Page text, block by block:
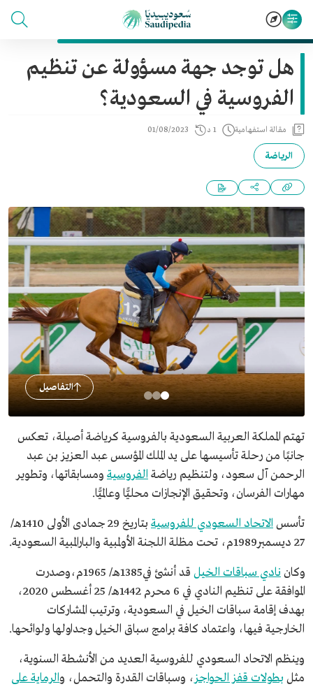
هل توجد جهة مسؤولة عن تنظيم
الفروسية في السعودية؟
مقالة استفهامية 1 د 01/08/2023
الرياضة
التفاصيل
تهتم المملكة العربية السعودية بالفروسية كرياضة أصيلة، تعكس
جانبًا من رحلة تأسيسها على يد الملك المؤسس عبد العزيز بن عبد
الرحمن آل سعود، ولتنظيم رياضة الفروسية ومسابقاتها، وتطوير
مهارات الفرسان، وتحقيق الإنجازات محليًّا وعالميًّا.
تأسس الاتحاد السعودي للفروسية
بتاريخ 29 جمادى الأولى 1410هـ/
27 ديسمبر1989م، تحت مظلة اللجنة الأولمبية والبارالمبية السعودية.
وكان نادي سباقات الخيل
قد أنشئ في1385هـ/ 1965م،وصدرت
الموافقة على تنظيم النادي في 6 محرم 1442هـ/ 25 أغسطس 2020،
بهدف إقامة سباقات الخيل في السعودية، وترتيب المشاركات
الخارجية فيها، واعتماد كافة برامج سباق الخيل وجداولها ولوائحها.
وينظم الاتحاد السعودي للفروسية العديد من الأنشطة السنوية،
مثل بطولات قفز الحواجز، وسباقات القدرة والتحمل، والرماية على